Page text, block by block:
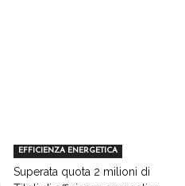
EFFICIENZA ENERGETICA
Superata quota 2 milioni di